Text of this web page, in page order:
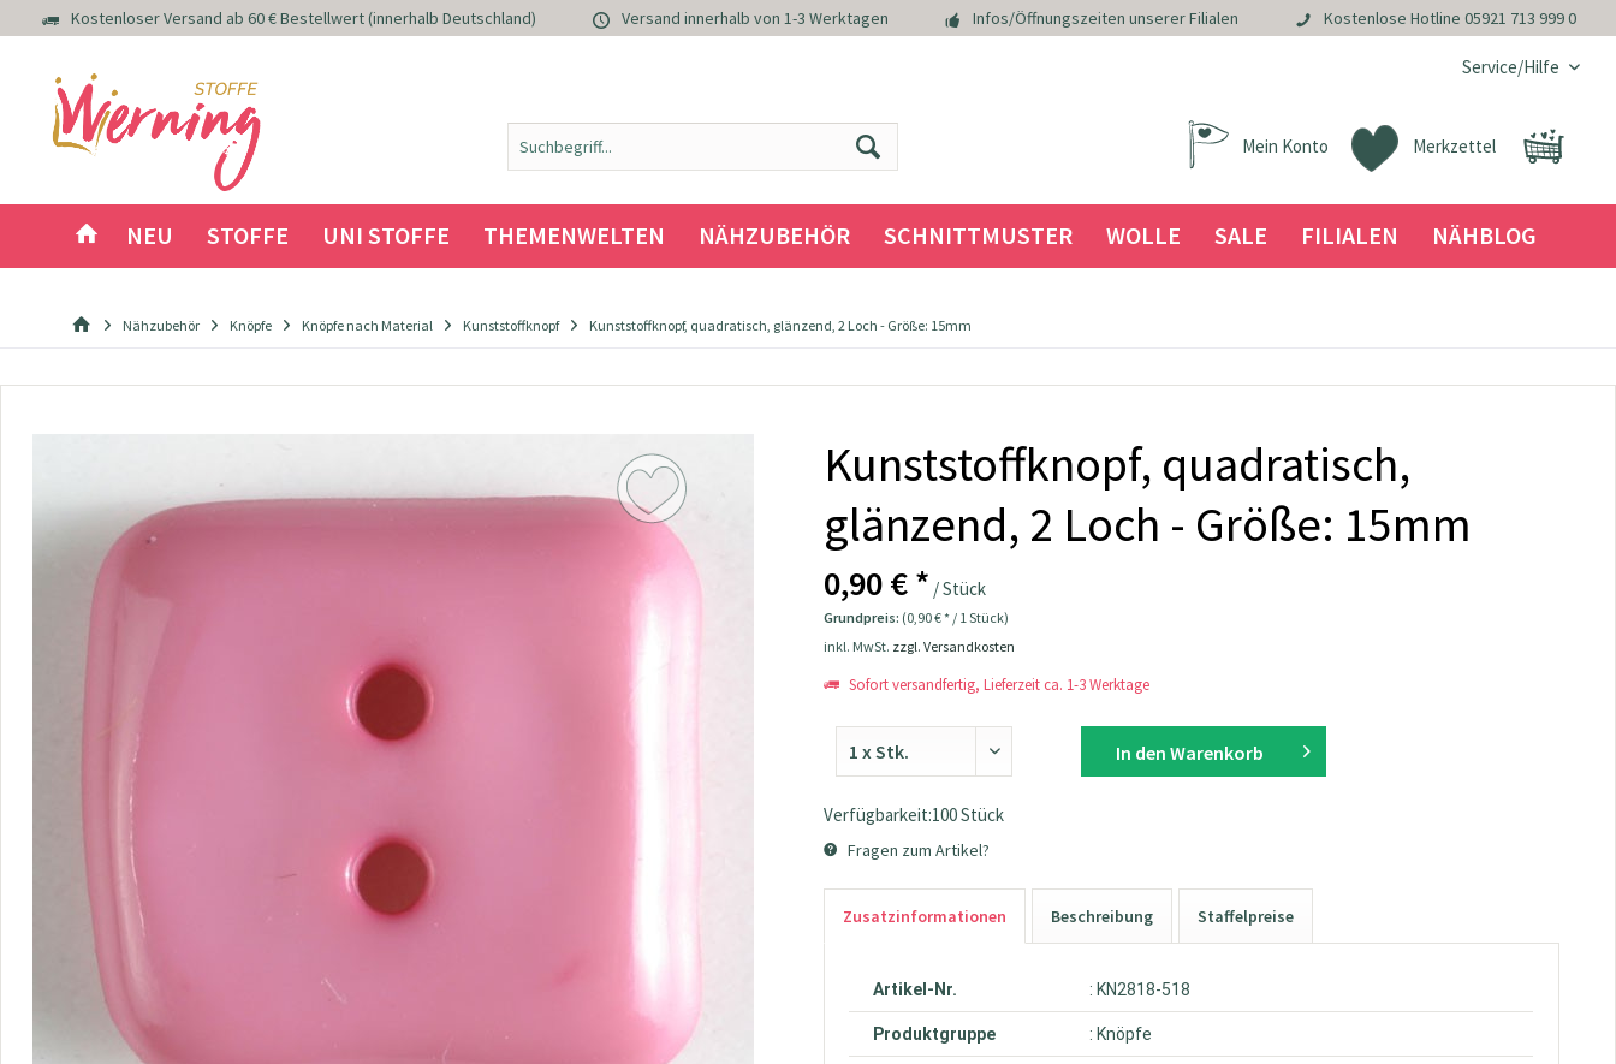
Kostenloser Versand ab 60 € Bestellwert (innerhalb Deutschland) Versand innerhalb von 1-3 Werktagen Infos/Öffnungszeiten unserer Filialen Kostenlose Hotline 05921 713 999 0
Service/Hilfe
Merkzettel
Mein Konto
NEU STOFFE UNI STOFFE THEMENWELTEN NÄHZUBEHÖR SCHNITTMUSTER WOLLE SALE FILIALEN NÄHBLOG
Nähzubehör Knöpfe Knöpfe nach Material Kunststoffknopf Kunststoffknopf, quadratisch, glänzend, 2 Loch - Größe: 15mm
Kunststoffknopf, quadratisch,
glänzend, 2 Loch - Größe: 15mm
0,90 € * / Stück
Grundpreis: (0,90 € * / 1 Stück)
inkl. MwSt. zzgl. Versandkosten
Sofort versandfertig, Lieferzeit ca. 1-3 Werktage
In den Warenkorb
Verfügbarkeit:100 Stück
Fragen zum Artikel?
Zusatzinformationen Beschreibung Staffelpreise
Artikel-Nr. : KN2818-518
Produktgruppe : Knöpfe